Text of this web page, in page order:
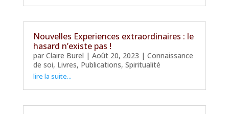
Nouvelles Experiences extraordinaires : le
hasard n’existe pas !
par Claire Burel | Août 20, 2023 | Connaissance
de soi, Livres, Publications, Spiritualité
lire la suite...